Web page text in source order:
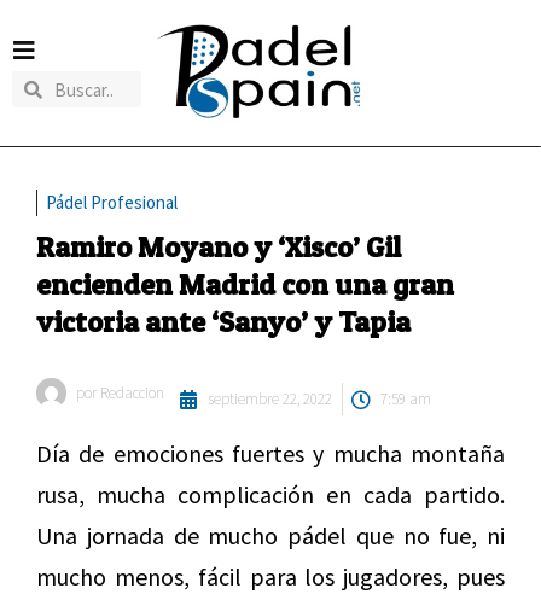
Pádel Profesional
Ramiro Moyano y ‘Xisco’ Gil
encienden Madrid con una gran
victoria ante ‘Sanyo’ y Tapia
por Redaccion septiembre 22, 2022 7:59 am
Día de emociones fuertes y mucha montaña
rusa, mucha complicación en cada partido.
Una jornada de mucho pádel que no fue, ni
mucho menos, fácil para los jugadores, pues